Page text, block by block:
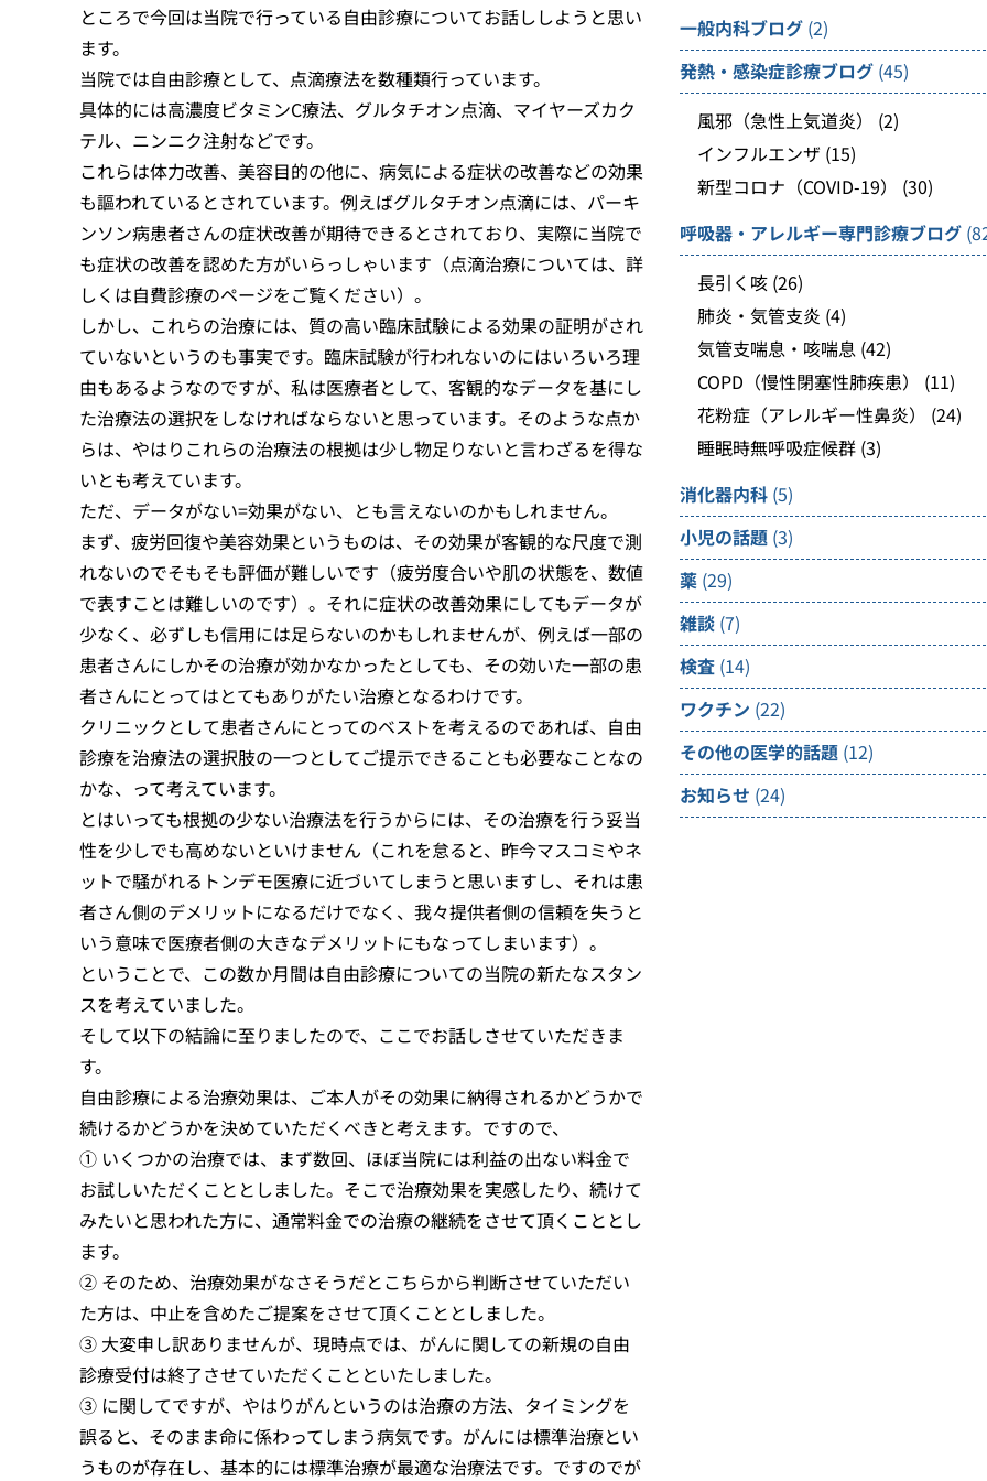
ところで今回は当院で行っている自由診療についてお話ししようと思い
ます。
当院では自由診療として、点滴療法を数種類行っています。
具体的には高濃度ビタミンC療法、グルタチオン点滴、マイヤーズカク
テル、ニンニク注射などです。
これらは体力改善、美容目的の他に、病気による症状の改善などの効果
も謳われているとされています。例えばグルタチオン点滴には、パーキ
ンソン病患者さんの症状改善が期待できるとされており、実際に当院で
も症状の改善を認めた方がいらっしゃいます（点滴治療については、詳
しくは自費診療のページをご覧ください）。
しかし、これらの治療には、質の高い臨床試験による効果の証明がされ
ていないというのも事実です。臨床試験が行われないのにはいろいろ理
由もあるようなのですが、私は医療者として、客観的なデータを基にし
た治療法の選択をしなければならないと思っています。そのような点か
らは、やはりこれらの治療法の根拠は少し物足りないと言わざるを得な
いとも考えています。
ただ、データがない=効果がない、とも言えないのかもしれません。
まず、疲労回復や美容効果というものは、その効果が客観的な尺度で測
れないのでそもそも評価が難しいです（疲労度合いや肌の状態を、数値
で表すことは難しいのです）。それに症状の改善効果にしてもデータが
少なく、必ずしも信用には足らないのかもしれませんが、例えば一部の
患者さんにしかその治療が効かなかったとしても、その効いた一部の患
者さんにとってはとてもありがたい治療となるわけです。
クリニックとして患者さんにとってのベストを考えるのであれば、自由
診療を治療法の選択肢の一つとしてご提示できることも必要なことなの
かな、って考えています。
とはいっても根拠の少ない治療法を行うからには、その治療を行う妥当
性を少しでも高めないといけません（これを怠ると、昨今マスコミやネ
ットで騒がれるトンデモ医療に近づいてしまうと思いますし、それは患
者さん側のデメリットになるだけでなく、我々提供者側の信頼を失うと
いう意味で医療者側の大きなデメリットにもなってしまいます）。
ということで、この数か月間は自由診療についての当院の新たなスタン
スを考えていました。
そして以下の結論に至りましたので、ここでお話しさせていただきま
す。
自由診療による治療効果は、ご本人がその効果に納得されるかどうかで
続けるかどうかを決めていただくべきと考えます。ですので、
① いくつかの治療では、まず数回、ほぼ当院には利益の出ない料金で
お試しいただくこととしました。そこで治療効果を実感したり、続けて
みたいと思われた方に、通常料金での治療の継続をさせて頂くこととし
ます。
② そのため、治療効果がなさそうだとこちらから判断させていただい
た方は、中止を含めたご提案をさせて頂くこととしました。
③ 大変申し訳ありませんが、現時点では、がんに関しての新規の自由
診療受付は終了させていただくことといたしました。
③ に関してですが、やはりがんというのは治療の方法、タイミングを
誤ると、そのまま命に係わってしまう病気です。がんには標準治療とい
うものが存在し、基本的には標準治療が最適な治療法です。ですのでが
一般内科ブログ (2)
発熱・感染症診療ブログ (45)
風邪（急性上気道炎）
(2)
インフルエンザ (15)
新型コロナ（COVID-19）
(30)
呼吸器・アレルギー専門診療ブログ
長引く咳 (26)
肺炎・気管支炎 (4)
気管支喘息・咳喘息 (42)
COPD（慢性閉塞性肺疾患）
(11)
花粉症（アレルギー性鼻炎）
(24)
睡眠時無呼吸症候群 (3)
消化器内科 (5)
小児の話題 (3)
薬 (29)
雑談 (7)
検査 (14)
ワクチン (22)
その他の医学的話題 (12)
お知らせ (24)